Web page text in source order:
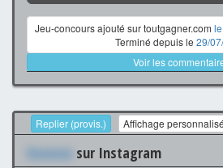
Jeu-concours ajouté sur toutgagner.com
Terminé depuis le 29/
Voir les
Replier (provis.) Affichage personnalisé
Xxxxxxx sur Instagram